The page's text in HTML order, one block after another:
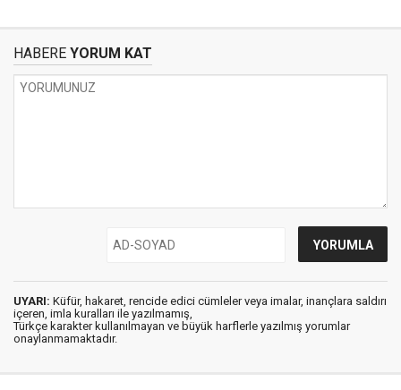
HABERE YORUM KAT
UYARI: Küfür, hakaret, rencide edici cümleler veya imalar, inançlara saldırı
içeren, imla kuralları ile yazılmamış,
Türkçe karakter kullanılmayan ve büyük harflerle yazılmış yorumlar
onaylanmamaktadır.